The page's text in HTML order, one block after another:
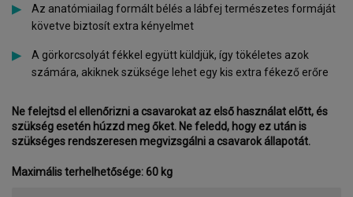
Az anatómiailag formált bélés a lábfej természetes formáját
követve biztosít extra kényelmet
A görkorcsolyát fékkel együtt küldjük, így tökéletes azok
számára, akiknek szüksége lehet egy kis extra fékező erőre
Ne felejtsd el ellenőrizni a csavarokat az első használat előtt, és
szükség esetén húzzd meg őket. Ne feledd, hogy ez után is
szükséges rendszeresen megvizsgálni a csavarok állapotát.
Maximális terhelhetősége: 60 kg